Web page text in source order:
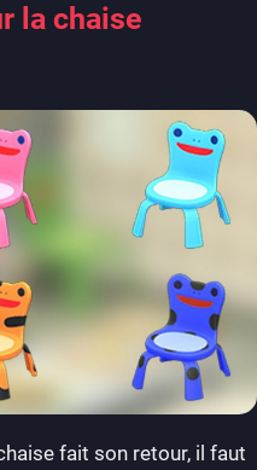
la chaise
fait son retour, il faut